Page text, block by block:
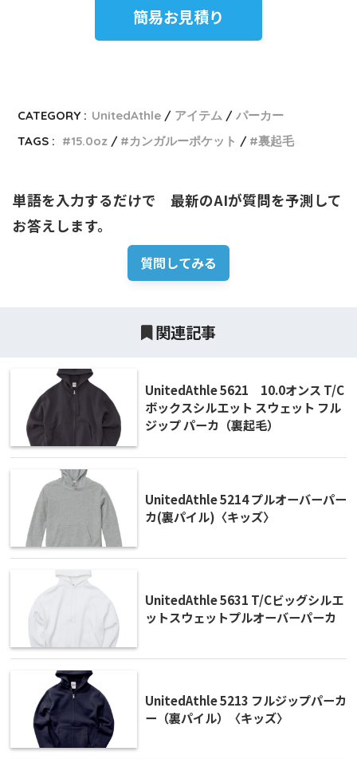
簡易お見積り
CATEGORY : UnitedAthle アイテム
パーカー
TAGS :
15.0oz カンガルーポケット 裏起毛
単語を入力するだけで　最新のAIが質問を予測して
お答えします。
質問してみる
関連記事
UnitedAthle 5621 10.0オンス T/C
ボックスシルエット スウェット フル
ジップ パーカ（裏起毛）
UnitedAthle 5214 プルオーバーパー
カ(裏パイル)〈キッズ〉
UnitedAthle 5631 T/Cビッグシルエ
ットスウェットプルオーバーパーカ
UnitedAthle 5213 フルジップパーカ
ー（裏パイル）〈キッズ〉